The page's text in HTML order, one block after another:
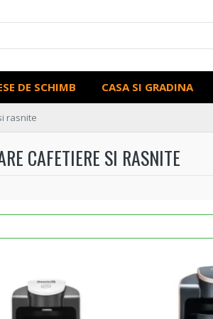
DE SCHIMB CASA SI GRADINA
rasnite
CAFETIERE SI RASNITE